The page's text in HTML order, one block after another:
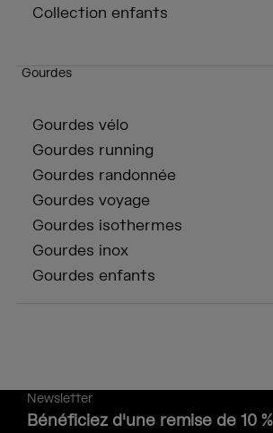
Collection enfants
Gourdes
Gourdes vélo
Gourdes running
Gourdes randonnée
Gourdes voyage
Gourdes isothermes
Gourdes inox
Gourdes enfants
Newsletter
Bénéficiez d'une remise de 10 %